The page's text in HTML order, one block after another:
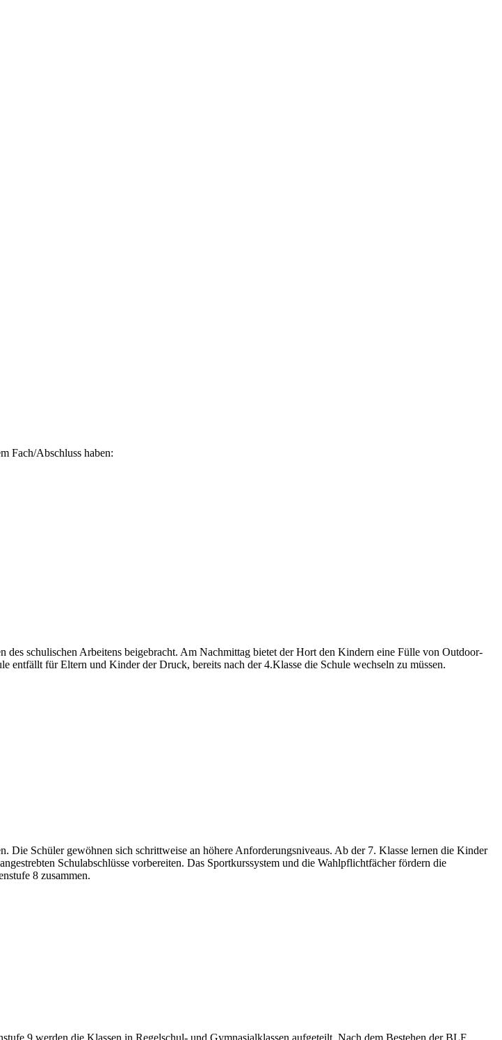
Fach/Abschluss haben:
schulischen Arbeitens beigebracht. Am Nachmittag bietet der Hort den Kindern eine Fülle von Outdoor-
für Eltern und Kinder der Druck, bereits nach der 4.Klasse die Schule wechseln zu müssen.
Schüler gewöhnen sich schrittweise an höhere Anforderungsniveaus. Ab der 7. Klasse lernen die Kinder
Schulabschlüsse vorbereiten. Das Sportkurssystem und die Wahlpflichtfächer fördern die
8 zusammen.